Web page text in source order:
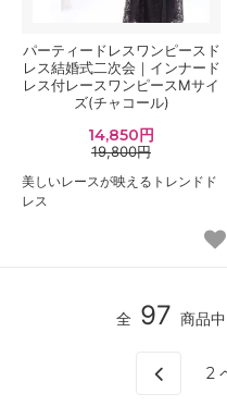
パーティードレスワンピースド
レス結婚式二次会｜インナード
レス付レースワンピースMサイ
ズ(チャコール)
14,850円
19,800円
美しいレースが映えるトレンドド
レス
全 97 商品中
2